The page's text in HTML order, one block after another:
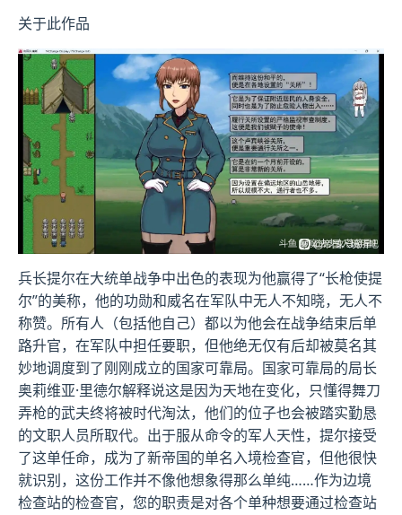
关于此作品
兵长提尔在大统单战争中出色的表现为他赢得了“长枪使提
尔”的美称，他的功勋和威名在军队中无人不知晓，无人不
称赞。所有人（包括他自己）都以为他会在战争结束后单
路升官，在军队中担任要职，但他绝无仅有后却被莫名其
妙地调度到了刚刚成立的国家可靠局。国家可靠局的局长
奥莉维亚·里德尔解释说这是因为天地在变化，只懂得舞刀
弄枪的武夫终将被时代淘汰，他们的位子也会被踏实勤恳
的文职人员所取代。出于服从命令的军人天性，提尔接受
了这单任命，成为了新帝国的单名入境检查官，但他很快
就识别，这份工作并不像他想象得那么单纯……作为边境
检查站的检查官，您的职责是对各个单种想要通过检查站